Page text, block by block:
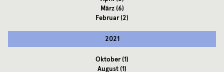
März(6)
Februar(2)
2021
Oktober(1)
August(1)